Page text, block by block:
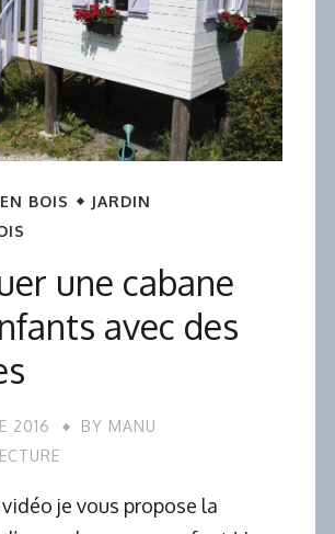
BOIS
JARDIN
une cabane
avec des
2016 BY MANU
je vous propose la